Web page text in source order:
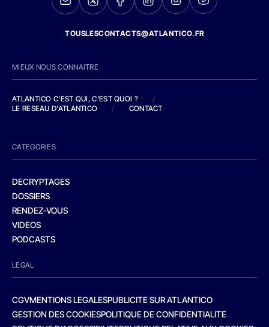
TOUSLESCONTACTS@ATLANTICO.FR
MIEUX NOUS CONNAITRE
ATLANTICO C'EST QUI, C'EST QUOI ?
/
LE RESEAU D'ATLANTICO
/ CONTACT
CATEGORIES
DECRYPTAGES
DOSSIERS
RENDEZ-VOUS
VIDEOS
PODCASTS
LEGAL
CGVMENTIONS LEGALESPUBLICITE SUR ATLANTICO
GESTION DES COOKIESPOLITIQUE DE CONFIDENTIALITE